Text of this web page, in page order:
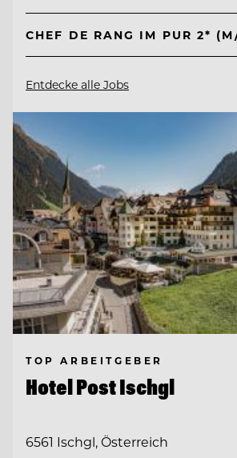
CHEF DE RANG IM PUR 2*
Entdecke alle Jobs
TOP ARBEITGEBER
Hotel Post Ischgl
6561 Ischgl, Österreich